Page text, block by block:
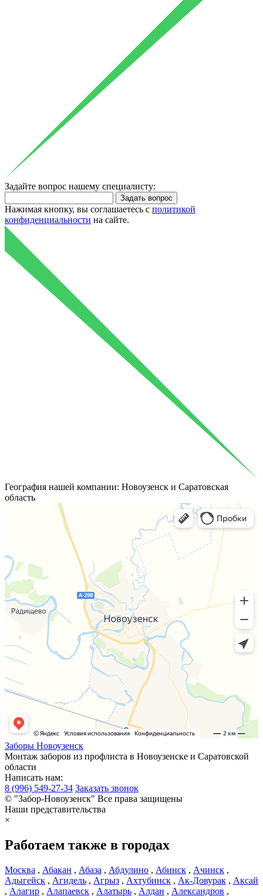
Задайте вопрос нашему специалисту:
Нажимая кнопку, вы соглашаетесь с политикой
конфиденциальности на сайте.
География нашей компании: Новоузенск и Саратовская
область
Заборы Новоузенск
Монтаж заборов из профлиста в Новоузенске и Саратовской
области
Написать нам:
8 (996) 549-27-34 Заказать звонок
© "Забор-Новоузенск" Все права защищены
Наши представительства
×
Работаем также в городах
Москва , Абакан , Абаза , Абдулино , Абинск , Ачинск ,
Адыгейск , Агидель , Агрыз , Ахтубинск , Ак-Довурак , Аксай
, Алагир , Алапаевск , Алатырь , Алдан , Александров ,